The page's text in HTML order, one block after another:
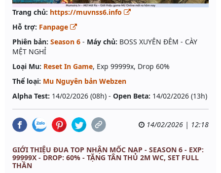
Trang chủ: https://muvnss6.info
Hỗ trợ: Fanpage
Phiên bản: Season 6 - Máy chủ: BOSS XUYÊN ĐÊM - CÀY
MỆT NGHỈ
Loại Mu: Reset In Game, Exp 99999x, Drop 60%
Thể loại: Mu Nguyên bản Webzen
Alpha Test: 14/02/2026 (08h) - Open Beta: 14/02/2026 (13h)
14/02/2026 | 12:18
GIỚI THIỆU ĐUA TOP NHẬN MỐC NẠP - SEASON 6 - EXP:
99999X - DROP: 60% - TẶNG TÂN THỦ 2M WC, SET FULL
THẦN